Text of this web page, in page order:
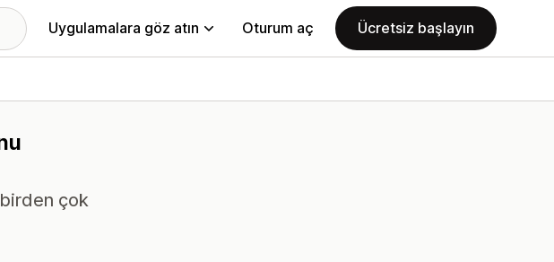
Uygulamalara göz atın Oturum aç Ücretsiz başlayın
çok